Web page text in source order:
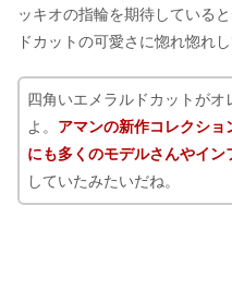
ッキオの指輪を期待している
ドカットの可愛さに惚れ惚れし
四角いエメラルドカットがオ
よ。 アマンの新作コレクショ
にも多くのモデルさんやイン
していたみたいだね。